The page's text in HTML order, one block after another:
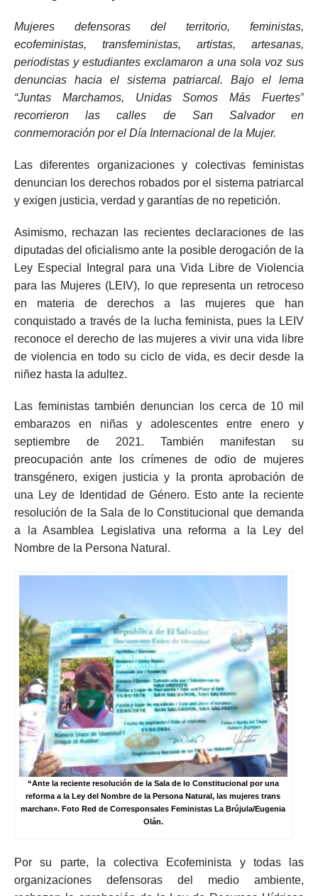
Mujeres defensoras del territorio, feministas,
ecofeministas, transfeministas, artistas, artesanas,
periodistas y estudiantes exclamaron a una sola voz sus
denuncias hacia el sistema patriarcal. Bajo el lema
“Juntas Marchamos, Unidas Somos Más Fuertes”
recorrieron las calles de San Salvador en
conmemoración por el Día Internacional de la Mujer.
Las diferentes organizaciones y colectivas feministas
denuncian los derechos robados por el sistema patriarcal
y exigen justicia, verdad y garantías de no repetición.
Asimismo, rechazan las recientes declaraciones de las
diputadas del oficialismo ante la posible derogación de la
Ley Especial Integral para una Vida Libre de Violencia
para las Mujeres (LEIV), lo que representa un retroceso
en materia de derechos a las mujeres que han
conquistado a través de la lucha feminista, pues la LEIV
reconoce el derecho de las mujeres a vivir una vida libre
de violencia en todo su ciclo de vida, es decir desde la
niñez hasta la adultez.
Las feministas también denuncian los cerca de 10 mil
embarazos en niñas y adolescentes entre enero y
septiembre de 2021. También manifestan su
preocupación ante los crímenes de odio de mujeres
transgénero, exigen justicia y la pronta aprobación de
una Ley de Identidad de Género. Esto ante la reciente
resolución de la Sala de lo Constitucional que demanda
a la Asamblea Legislativa una reforma a la Ley del
Nombre de la Persona Natural.
“Ante la reciente resolución de la Sala de lo Constitucional por una
reforma a la Ley del Nombre de la Persona Natural, las mujeres trans
marchan». Foto Red de Corresponsales Feministas La Brújula/Eugenia
Olán.
Por su parte, la colectiva Ecofeminista y todas las
organizaciones defensoras del medio ambiente,